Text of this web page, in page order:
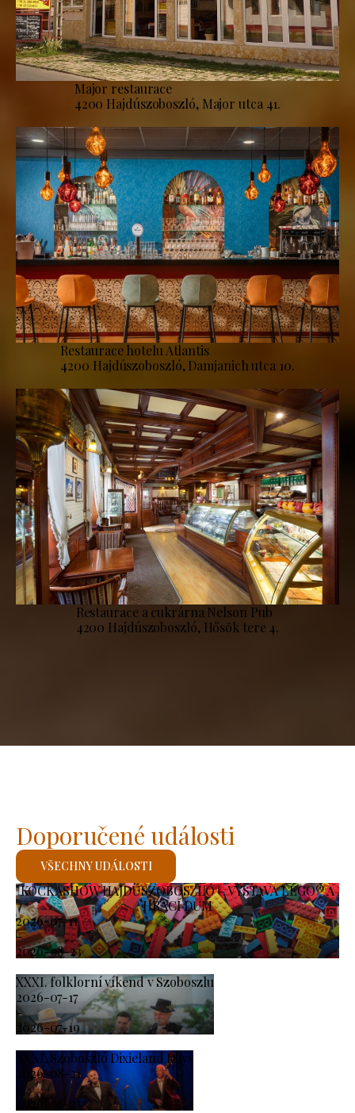
Major restaurace
4200 Hajdúszoboszló, Major utca 41.
Restaurace hotelu Atlantis
4200 Hajdúszoboszló, Damjanich utca 10.
Restaurace a cukrárna Nelson Pub
4200 Hajdúszoboszló, Hősök tere 4.
KOCKASHOW HAJDÚSZOBOSZLÓ – VÝSTAVA LEGO® A
HRACÍ DŮM
2026-07-11
-
2026-08-23
XXXI. folklorní víkend v Szoboszlu
2026-07-17
-
2026-07-19
XXXI. Szoboszló Dixieland Days
2026-08-21
-
2026-08-23
Doporučené události
VŠECHNY UDÁLOSTI